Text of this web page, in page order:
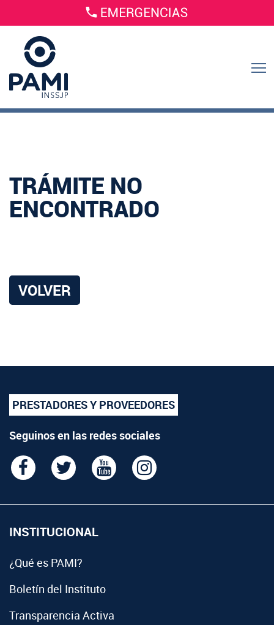
TRÁMITE NO
ENCONTRADO
VOLVER
PRESTADORES Y PROVEEDORES
Seguinos en las redes sociales
INSTITUCIONAL
¿Qué es PAMI?
Boletín del Instituto
Transparencia Activa